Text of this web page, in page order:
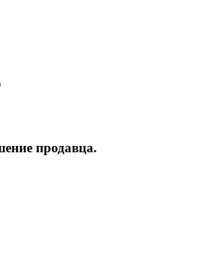
продавца.